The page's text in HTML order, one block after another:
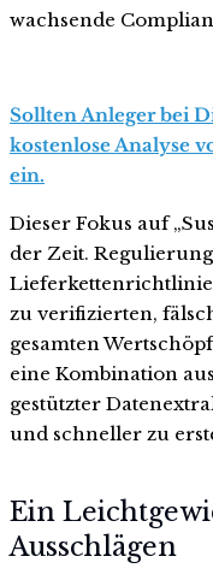
wachsende
Sollten Anleger bei
kostenlose Analyse
ein.
Dieser Fokus auf
der Zeit.
zu verifizierten,
gesamten
eine Kombination
gestützter
und schneller zu
Ein
Ausschlägen